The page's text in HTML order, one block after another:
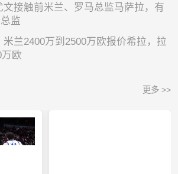
文接触前米兰、罗马总监马萨拉，有
监
米兰2400万到2500万欧报价希拉，拉
欧
更多 >>